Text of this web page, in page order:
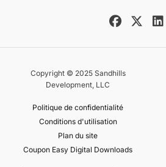
Copyright © 2025 Sandhills
Development, LLC
Politique de confidentialité
Conditions d'utilisation
Plan du site
Coupon Easy Digital Downloads